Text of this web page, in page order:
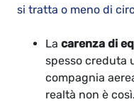
si tratta o meno di
La carenza di
spesso creduta
compagnia
realtà non è